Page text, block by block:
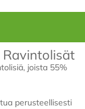
joista 55%
perusteellisesti